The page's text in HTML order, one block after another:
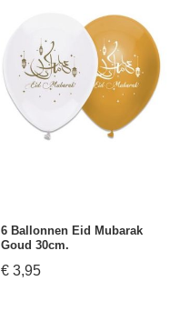
6 Ballonnen Eid Mubarak
Goud 30cm.
€ 3,95